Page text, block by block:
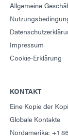
Allgemeine
Impressum
Cookie-Erklärung
KONTAKT
Eine Kopie der
Globale Kontakte
Nordamerika: +1